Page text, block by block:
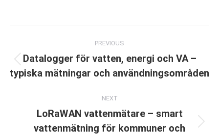
navigation
PREVIOUS
Previous
post:
Datalogger för vatten, energi och VA –
typiska mätningar och användningsområden
NEXT
Next
LoRaWAN vattenmätare – smart
vattenmätning för kommuner och